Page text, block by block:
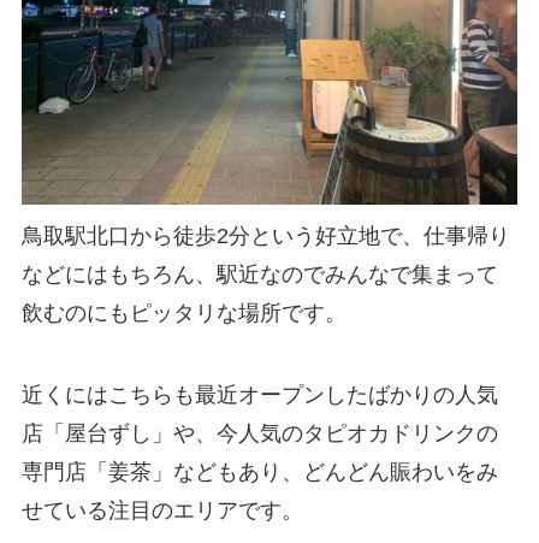
鳥取駅北口から徒歩2分という好立地で、仕事帰り
などにはもちろん、駅近なのでみんなで集まって
飲むのにもピッタリな場所です。
近くにはこちらも最近オープンしたばかりの人気
店「屋台ずし」や、今人気のタピオカドリンクの
専門店「姜茶」などもあり、どんどん賑わいをみ
せている注目のエリアです。